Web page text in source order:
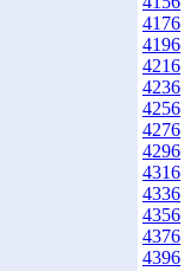
4176
4196
4216
4236
4256
4276
4296
4316
4336
4356
4376
4396